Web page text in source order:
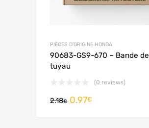
PIÈCES D'ORIGINE HONDA
90683-GS9-670 – Bande de
tuyau
(0 reviews)
2.18€ 0.97€